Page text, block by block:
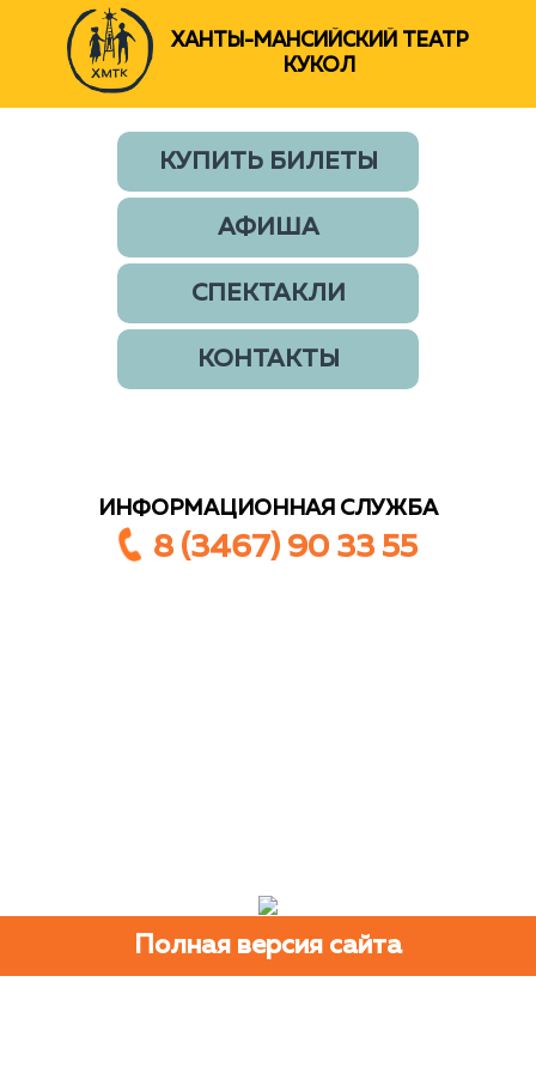
ХАНТЫ-МАНСИЙСКИЙ ТЕАТР
КУКОЛ
КУПИТЬ БИЛЕТЫ
АФИША
СПЕКТАКЛИ
КОНТАКТЫ
ИНФОРМАЦИОННАЯ СЛУЖБА
8 (3467) 90 33 55
Полная версия сайта